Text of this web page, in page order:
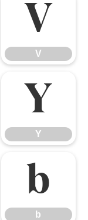
V
V
Y
Y
b
b